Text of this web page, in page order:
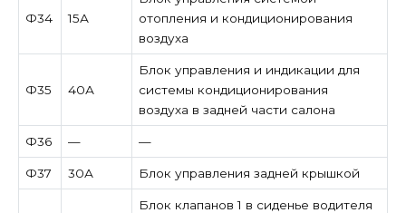
Ф34 15А
отопления и кондиционирования
воздуха
Ф35 40А
Блок управления и индикации для
системы кондиционирования
воздуха в задней части салона
Ф36 — —
Ф37 30А Блок управления задней крышкой
Блок клапанов 1 в сиденье водителя